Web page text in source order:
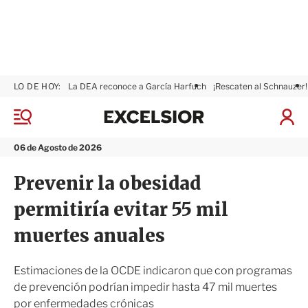
M
n
06 de Agosto de 2026
LO DE HOY: La DEA reconoce a García Harfuch ¡Rescaten al Schnauzer!
I
ó
n
x
r
Prevenir la obesidad
permitiría evitar 55 mil
muertes anuales
Estimaciones de la OCDE indicaron que con programas
de prevención podrían impedir hasta 47 mil muertes
por enfermedades crónicas